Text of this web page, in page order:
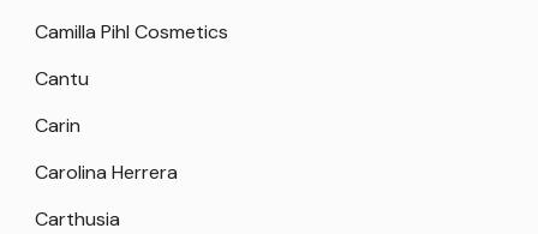
Camilla Pihl Cosmetics
Cantu
Carin
Carolina Herrera
Carthusia